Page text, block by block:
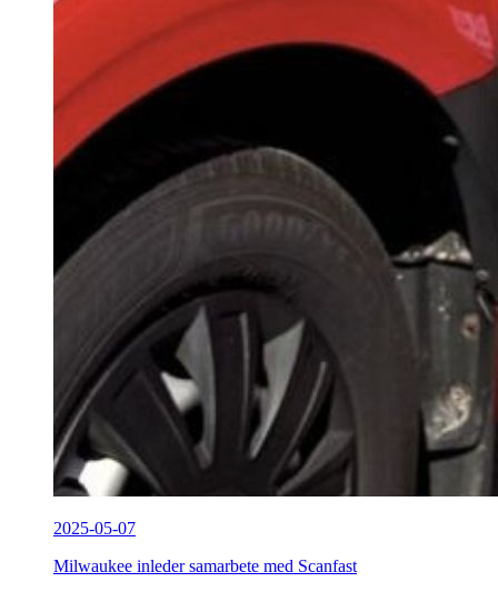
2025-05-07
Milwaukee inleder samarbete med Scanfast